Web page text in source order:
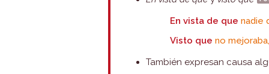
En vista de quenadie
Visto que no
También expresan causa